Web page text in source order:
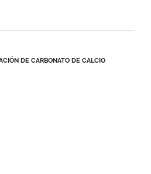
DE CARBONATO DE CALCIO